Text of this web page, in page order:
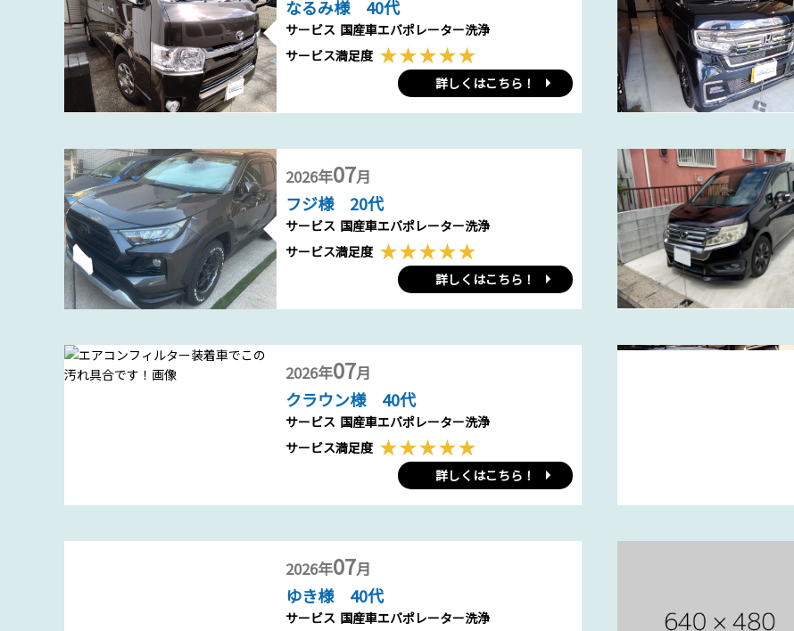
なるみ様 40代
サービス 国産車エバポレーター洗浄
サービス満足度
詳しくはこちら！
2026年07月
フジ様 20代
サービス 国産車エバポレーター洗浄
サービス満足度
詳しくはこちら！
2026年07月
クラウン様 40代
サービス 国産車エバポレーター洗浄
サービス満足度
詳しくはこちら！
2026年07月
ゆき様 40代
サービス 国産車エバポレーター洗浄